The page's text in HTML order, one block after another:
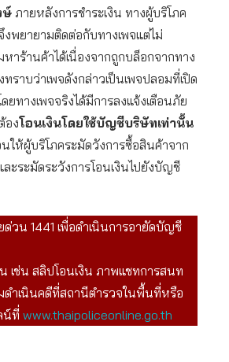
ษ์ ภายหลังการชำระเงิน ทางผู้บริโภค
พยายามติดต่อกับทางเพจแต่ไม่
าร้านค้าได้เนื่องจากถูกบล็อกจากทาง
ราบว่าเพจดังกล่าวเป็นเพจปลอมที่เปิด
ยทางเพจจริงได้มีการลงแจ้งเตือนภัย
องโอนเงินโดยใช้บัญชีบริษัทเท่านั้น
ให้ผู้บริโภคระมัดวังการซื้อสินค้าจาก
ะระมัดระวังการโอนเงินไปยังบัญชี
ด่วน 1441 เพื่อดำเนินการอายัดบัญชี
เช่น สลิปโอนเงิน ภาพแชทการสนท
ดำเนินคดีที่สถานีตำรวจในพื้นที่หรือ
น์ที่ www.thaipoliceonline.go.th